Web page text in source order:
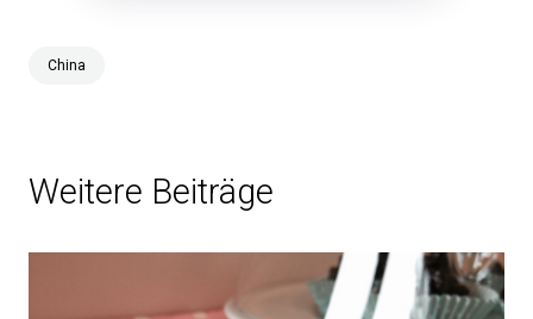
China
Weitere Beiträge